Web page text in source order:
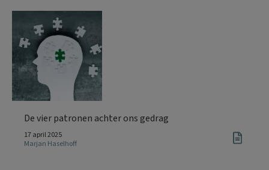
De vier patronen achter ons gedrag
17 april 2025
Marjan Haselhoff